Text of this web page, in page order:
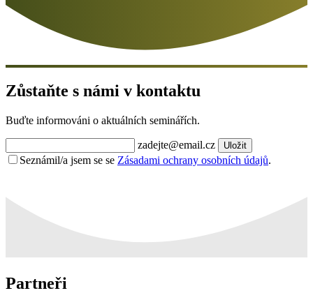
Zůstaňte s námi v kontaktu
Buďte informováni o aktuálních seminářích.
zadejte@email.cz Uložit
Seznámil/a jsem se se Zásadami ochrany osobních údajů.
Partneři